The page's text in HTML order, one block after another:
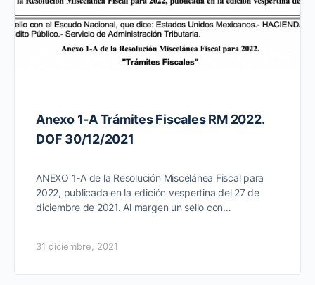
Anexo 1-A Trámites Fiscales RM 2022.
DOF 30/12/2021
ANEXO 1-A de la Resolución Miscelánea Fiscal para
2022, publicada en la edición vespertina del 27 de
diciembre de 2021. Al margen un sello con…
31 diciembre, 2021